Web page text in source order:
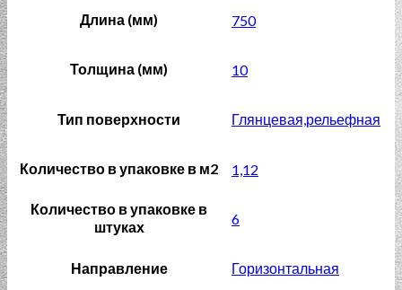
Длина (мм) 750
Толщина (мм) 10
Тип поверхности Глянцевая,рельефная
Количество в упаковке в м2 1,12
Количество в упаковке в
штуках
6
Направление Горизонтальная